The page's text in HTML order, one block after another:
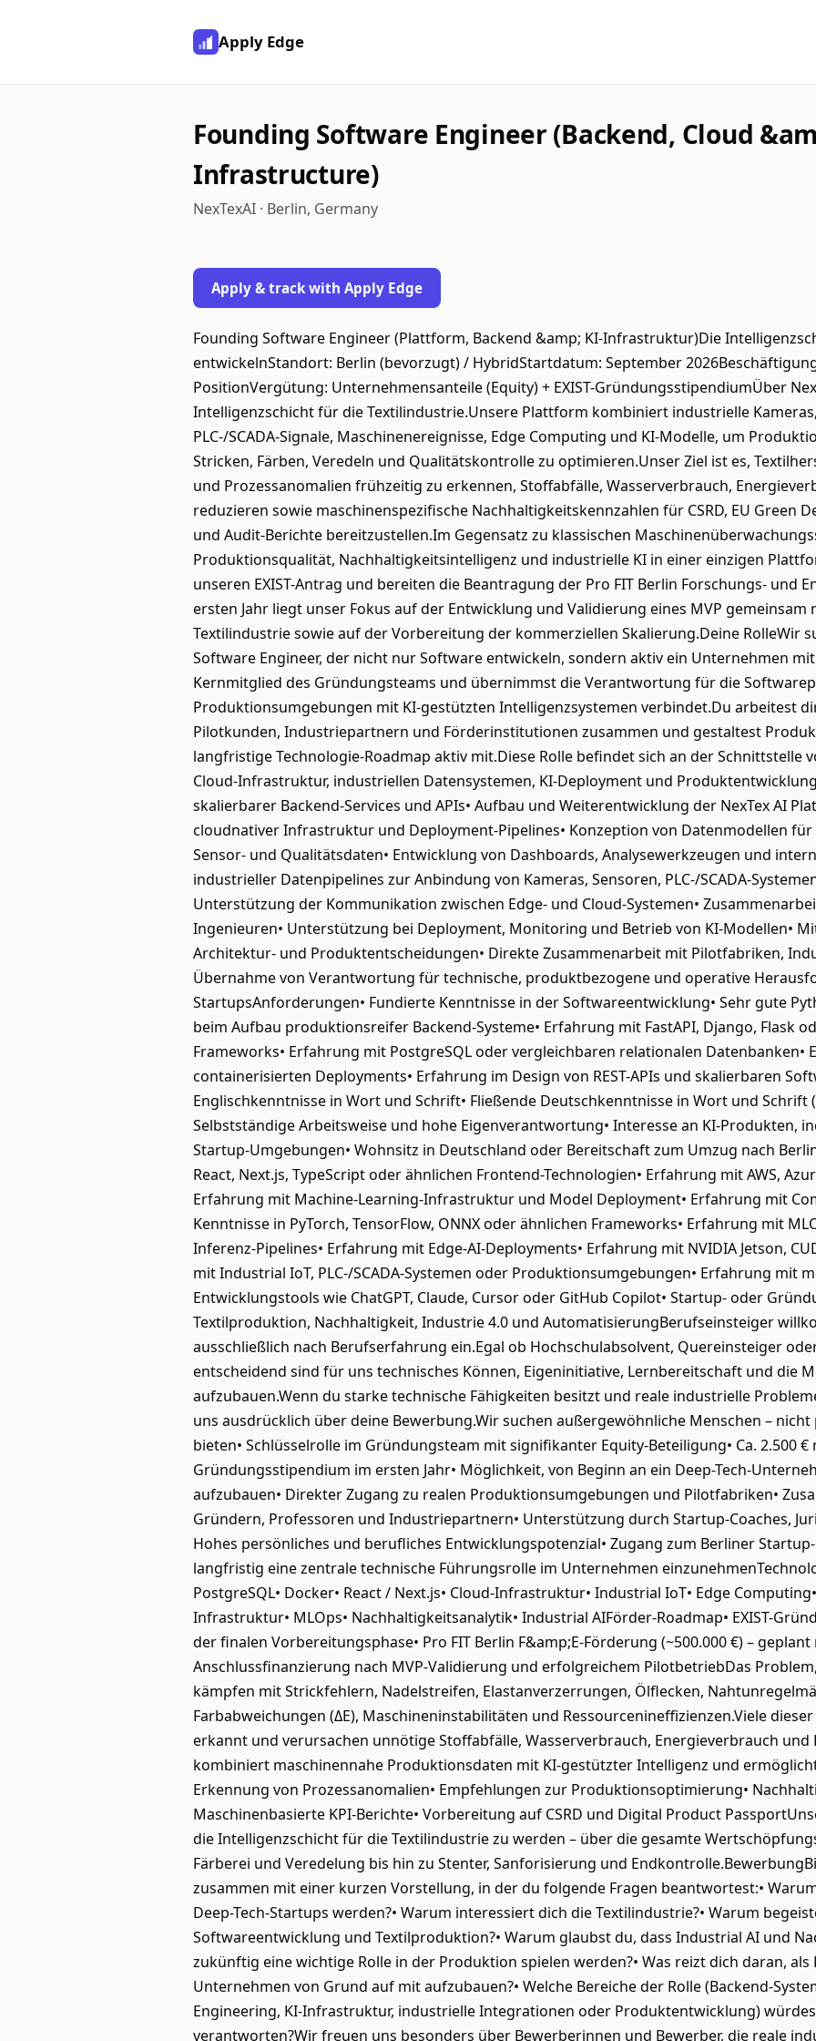
Apply Edge
Founding Software Engineer (Backend, Cloud
Infrastructure)
NexTexAI · Berlin, Germany
Apply & track with Apply Edge
Founding Software Engineer (Plattform, Backend &amp; KI-Infrastruktur)Die
entwickelnStandort: Berlin (bevorzugt) / HybridStartdatum: September
PositionVergütung: Unternehmensanteile (Equity) + EXIST-GründungsstipendiumÜber
Intelligenzschicht für die Textilindustrie.Unsere Plattform kombiniert industrielle
PLC-/SCADA-Signale, Maschinenereignisse, Edge Computing und KI-Modelle, um
Stricken, Färben, Veredeln und Qualitätskontrolle zu optimieren.Unser Ziel ist es,
und Prozessanomalien frühzeitig zu erkennen, Stoffabfälle, Wasserverbrauch,
reduzieren sowie maschinenspezifische Nachhaltigkeitskennzahlen für CSRD, EU Green
und Audit-Berichte bereitzustellen.Im Gegensatz zu klassischen
Produktionsqualität, Nachhaltigkeitsintelligenz und industrielle KI in einer einzigen
unseren EXIST-Antrag und bereiten die Beantragung der Pro FIT Berlin Forschungs- und
ersten Jahr liegt unser Fokus auf der Entwicklung und Validierung eines MVP
Textilindustrie sowie auf der Vorbereitung der kommerziellen Skalierung.Deine RolleWir
Software Engineer, der nicht nur Software entwickeln, sondern aktiv ein Unternehmen
Kernmitglied des Gründungsteams und übernimmst die Verantwortung für die
Produktionsumgebungen mit KI-gestützten Intelligenzsystemen verbindet.Du arbeitest
Pilotkunden, Industriepartnern und Förderinstitutionen zusammen und gestaltest
langfristige Technologie-Roadmap aktiv mit.Diese Rolle befindet sich an der Schnittstelle
Cloud-Infrastruktur, industriellen Datensystemen, KI-Deployment und
skalierbarer Backend-Services und APIs• Aufbau und Weiterentwicklung der NexTex AI
cloudnativer Infrastruktur und Deployment-Pipelines• Konzeption von Datenmodellen
Sensor- und Qualitätsdaten• Entwicklung von Dashboards, Analysewerkzeugen und
industrieller Datenpipelines zur Anbindung von Kameras, Sensoren, PLC-/SCADA-
Unterstützung der Kommunikation zwischen Edge- und Cloud-Systemen•
Ingenieuren• Unterstützung bei Deployment, Monitoring und Betrieb von KI-Modellen•
Architektur- und Produktentscheidungen• Direkte Zusammenarbeit mit Pilotfabriken,
Übernahme von Verantwortung für technische, produktbezogene und operative
StartupsAnforderungen• Fundierte Kenntnisse in der Softwareentwicklung• Sehr gute
beim Aufbau produktionsreifer Backend-Systeme• Erfahrung mit FastAPI, Django, Flask
Frameworks• Erfahrung mit PostgreSQL oder vergleichbaren relationalen
containerisierten Deployments• Erfahrung im Design von REST-APIs und skalierbaren
Englischkenntnisse in Wort und Schrift• Fließende Deutschkenntnisse in Wort und Schrift
Selbstständige Arbeitsweise und hohe Eigenverantwortung• Interesse an KI-Produkten,
Startup-Umgebungen• Wohnsitz in Deutschland oder Bereitschaft zum Umzug nach
React, Next.js, TypeScript oder ähnlichen Frontend-Technologien• Erfahrung mit AWS,
Erfahrung mit Machine-Learning-Infrastruktur und Model Deployment• Erfahrung mit
Kenntnisse in PyTorch, TensorFlow, ONNX oder ähnlichen Frameworks• Erfahrung mit
Inferenz-Pipelines• Erfahrung mit Edge-AI-Deployments• Erfahrung mit NVIDIA Jetson,
mit Industrial IoT, PLC-/SCADA-Systemen oder Produktionsumgebungen• Erfahrung mit
Entwicklungstools wie ChatGPT, Claude, Cursor oder GitHub Copilot• Startup- oder
Textilproduktion, Nachhaltigkeit, Industrie 4.0 und AutomatisierungBerufseinsteiger
ausschließlich nach Berufserfahrung ein.Egal ob Hochschulabsolvent, Quereinsteiger
entscheidend sind für uns technisches Können, Eigeninitiative, Lernbereitschaft und die
aufzubauen.Wenn du starke technische Fähigkeiten besitzt und reale industrielle
uns ausdrücklich über deine Bewerbung.Wir suchen außergewöhnliche Menschen –
bieten• Schlüsselrolle im Gründungsteam mit signifikanter Equity-Beteiligung• Ca. 2.500 €
Gründungsstipendium im ersten Jahr• Möglichkeit, von Beginn an ein Deep-Tech-
aufzubauen• Direkter Zugang zu realen Produktionsumgebungen und Pilotfabriken•
Gründern, Professoren und Industriepartnern• Unterstützung durch Startup-Coaches,
Hohes persönliches und berufliches Entwicklungspotenzial• Zugang zum Berliner
langfristig eine zentrale technische Führungsrolle im Unternehmen
PostgreSQL• Docker• React / Next.js• Cloud-Infrastruktur• Industrial IoT• Edge
Infrastruktur• MLOps• Nachhaltigkeitsanalytik• Industrial AIFörder-Roadmap• EXIST-
der finalen Vorbereitungsphase• Pro FIT Berlin F&amp;E-Förderung (~500.000 €) – geplant
Anschlussfinanzierung nach MVP-Validierung und erfolgreichem PilotbetriebDas
kämpfen mit Strickfehlern, Nadelstreifen, Elastanverzerrungen, Ölflecken,
Farbabweichungen (ΔE), Maschineninstabilitäten und Ressourcenineffizienzen.Viele
erkannt und verursachen unnötige Stoffabfälle, Wasserverbrauch, Energieverbrauch und
kombiniert maschinennahe Produktionsdaten mit KI-gestützter Intelligenz und
Erkennung von Prozessanomalien• Empfehlungen zur Produktionsoptimierung•
Maschinenbasierte KPI-Berichte• Vorbereitung auf CSRD und Digital Product
die Intelligenzschicht für die Textilindustrie zu werden – über die gesamte
Färberei und Veredelung bis hin zu Stenter, Sanforisierung und
zusammen mit einer kurzen Vorstellung, in der du folgende Fragen beantwortest:•
Deep-Tech-Startups werden?• Warum interessiert dich die Textilindustrie?• Warum
Softwareentwicklung und Textilproduktion?• Warum glaubst du, dass Industrial AI und
zukünftig eine wichtige Rolle in der Produktion spielen werden?• Was reizt dich daran,
Unternehmen von Grund auf mit aufzubauen?• Welche Bereiche der Rolle (Backend-
Engineering, KI-Infrastruktur, industrielle Integrationen oder Produktentwicklung)
verantworten?Wir freuen uns besonders über Bewerberinnen und Bewerber, die reale